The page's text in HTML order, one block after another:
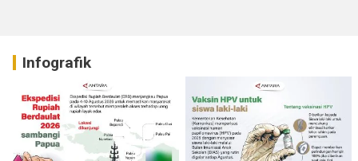
Infografik